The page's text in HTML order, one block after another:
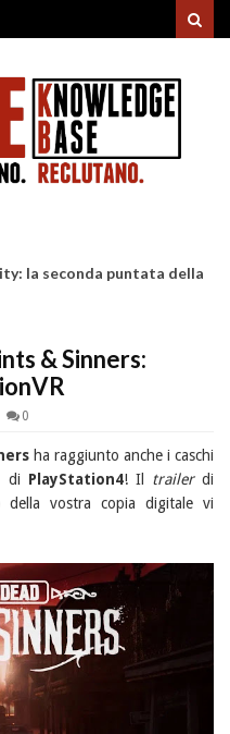
la seconda puntata della
& Sinners:
0
ha raggiunto anche i caschi
di PlayStation4! Il trailerdi
vostra copia digitale vi